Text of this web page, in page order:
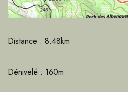
Distance : 8.48km
Dénivelé : 160m